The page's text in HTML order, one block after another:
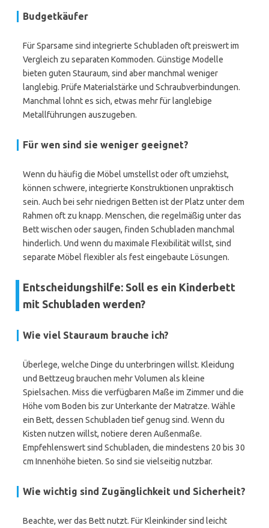
Budgetkäufer
Für Sparsame sind integrierte Schubladen oft preiswert im
Vergleich zu separaten Kommoden. Günstige Modelle
bieten guten Stauraum, sind aber manchmal weniger
langlebig. Prüfe Materialstärke und Schraubverbindungen.
Manchmal lohnt es sich, etwas mehr für langlebige
Metallführungen auszugeben.
Für wen sind sie weniger geeignet?
Wenn du häufig die Möbel umstellst oder oft umziehst,
können schwere, integrierte Konstruktionen unpraktisch
sein. Auch bei sehr niedrigen Betten ist der Platz unter dem
Rahmen oft zu knapp. Menschen, die regelmäßig unter das
Bett wischen oder saugen, finden Schubladen manchmal
hinderlich. Und wenn du maximale Flexibilität willst, sind
separate Möbel flexibler als fest eingebaute Lösungen.
Entscheidungshilfe: Soll es ein Kinderbett
mit Schubladen werden?
Wie viel Stauraum brauche ich?
Überlege, welche Dinge du unterbringen willst. Kleidung
und Bettzeug brauchen mehr Volumen als kleine
Spielsachen. Miss die verfügbaren Maße im Zimmer und die
Höhe vom Boden bis zur Unterkante der Matratze. Wähle
ein Bett, dessen Schubladen tief genug sind. Wenn du
Kisten nutzen willst, notiere deren Außenmaße.
Empfehlenswert sind Schubladen, die mindestens 20 bis 30
cm Innenhöhe bieten. So sind sie vielseitig nutzbar.
Wie wichtig sind Zugänglichkeit und Sicherheit?
Beachte, wer das Bett nutzt. Für Kleinkinder sind leicht